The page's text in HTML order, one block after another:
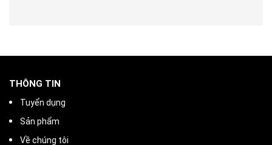
THÔNG TIN
Tuyển dụng
Sản phẩm
Về chúng tôi